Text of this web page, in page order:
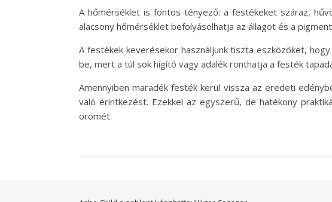
A hőmérséklet is fontos tényező: a festékeket száraz,
alacsony hőmérséklet befolyásolhatja az állagot és a
A festékek keverésekor használjunk tiszta eszközöket,
be, mert a túl sok hígító vagy adalék ronthatja a festék
Amennyiben maradék festék kerül vissza az eredeti
való érintkezést. Ezekkel az egyszerű, de hatékony
örömét.